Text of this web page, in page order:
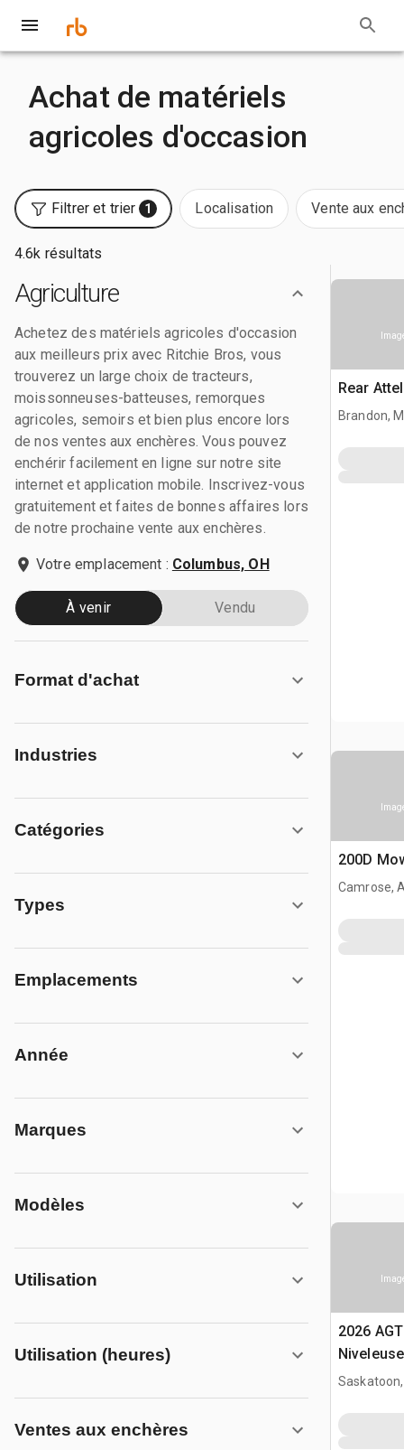
Achat de matériels
agricoles d'occasion
Filtrer et trier 1 Localisation Vente aux
4.6k résultats
Agriculture
Achetez des matériels agricoles d'occasion
aux meilleurs prix avec Ritchie Bros, vous
trouverez un large choix de tracteurs,
moissonneuses-batteuses, remorques
agricoles, semoirs et bien plus encore lors
de nos ventes aux enchères. Vous pouvez
enchérir facilement en ligne sur notre site
internet et application mobile. Inscrivez-vous
gratuitement et faites de bonnes affaires lors
de notre prochaine vente aux enchères.
Votre emplacement : Columbus, OH
À venir Vendu
Format d'achat
Industries
Catégories
Types
Emplacements
Année
Marques
Modèles
Utilisation
Utilisation (heures)
Ventes aux enchères
Rear
Brandon,
200D
Camrose,
2026
(Unused)
Saskatoon,